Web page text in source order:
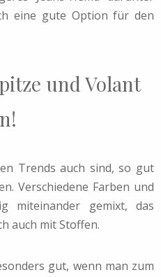
eine gute Option für den
und Volant
Trends auch sind, so gut
Verschiedene Farben und
miteinander gemixt, das
auch mit Stoffen.
gut, wenn man zum